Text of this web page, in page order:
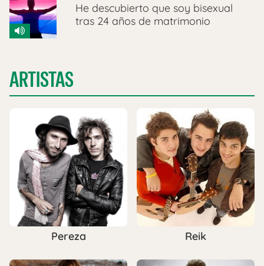
He descubierto que soy bisexual
tras 24 años de matrimonio
ARTISTAS
Pereza Reik